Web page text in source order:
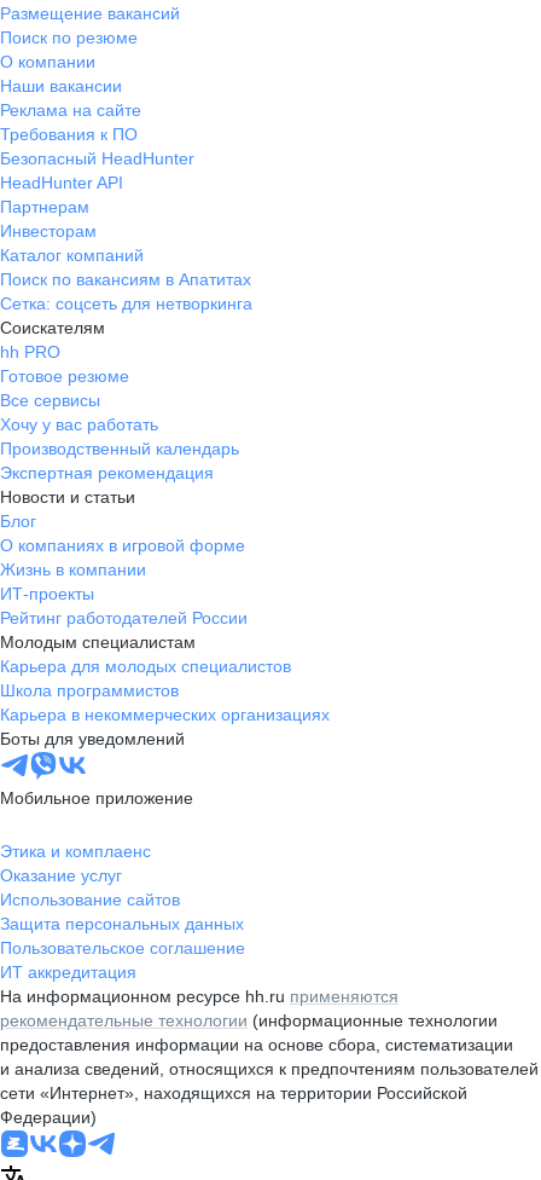
Размещение вакансий
Поиск по резюме
О компании
Наши вакансии
Реклама на сайте
Требования к ПО
Безопасный HeadHunter
HeadHunter API
Партнерам
Инвесторам
Каталог компаний
Поиск по вакансиям в Апатитах
Сетка: соцсеть для нетворкинга
Соискателям
hh PRO
Готовое резюме
Все сервисы
Хочу у вас работать
Производственный календарь
Экспертная рекомендация
Новости и статьи
Блог
О компаниях в игровой форме
Жизнь в компании
ИТ-проекты
Рейтинг работодателей России
Молодым специалистам
Карьера для молодых специалистов
Школа программистов
Карьера в некоммерческих организациях
Боты для уведомлений
Мобильное приложение
Этика и комплаенс
Оказание услуг
Использование сайтов
Защита персональных данных
Пользовательское соглашение
ИТ аккредитация
На информационном ресурсе hh.ru применяются
рекомендательные технологии (информационные технологии
предоставления информации на основе сбора, систематизации
и анализа сведений, относящихся к предпочтениям пользователей
сети «Интернет», находящихся на территории Российской
Федерации)